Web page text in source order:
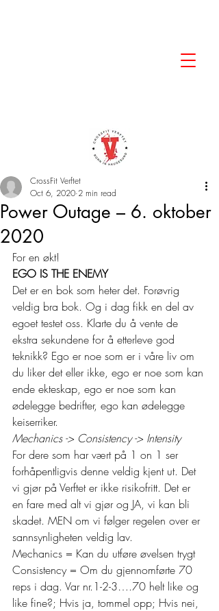
Power Outage – 6. oktober
2020
CrossFit Verftet
Oct 6, 2020 2 min read
For en økt!
EGO IS THE ENEMY
Det er en bok som heter det. Forøvrig
veldig bra bok. Og i dag fikk en del av
egoet testet oss. Klarte du å vente de
ekstra sekundene for å etterleve god
teknikk? Ego er noe som er i våre liv om
du liker det eller ikke, ego er noe som kan
ende ekteskap, ego er noe som kan
ødelegge bedrifter, ego kan ødelegge
keiserriker.
Mechanics -> Consistency -> Intensity
For dere som har vært på 1 on 1 ser
forhåpentligvis denne veldig kjent ut. Det
vi gjør på Verftet er ikke risikofritt. Det er
en fare med alt vi gjør og JA, vi kan bli
skadet. MEN om vi følger regelen over er
sannsynligheten veldig lav.
Mechanics = Kan du utføre øvelsen trygt
Consistency = Om du gjennomførte 70
reps i dag. Var nr.1-2-3….70 helt like og
like fine?; Hvis ja, tommel opp; Hvis nei,